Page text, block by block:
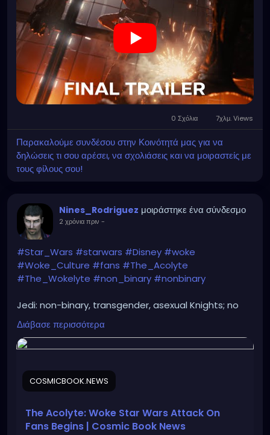
0 Σχόλια 7χλμ. Views
Παρακαλούμε συνδέσου στην Κοινότητά μας για να
δηλώσεις τι σου αρέσει, να σχολιάσεις και να μοιραστείς με
τους φίλους σου!
Nines_Rodriguez μοιράστηκε ένα σύνδεσμο
2 χρόνια πριν -
#Star_Wars #starwars #Disney #woke
#Woke_Culture #fans #The_Acolyte
#The_Wokelyte #non_binary #nonbinary
Jedi: non-binary, transgender, asexual Knights; no
wonder why the Sith Lords destroyed them for
good...
wars-attack-fans
Διάβασε περισσότερα
COSMICBOOK.NEWS
The Acolyte: Woke Star Wars Attack On
Fans Begins | Cosmic Book News